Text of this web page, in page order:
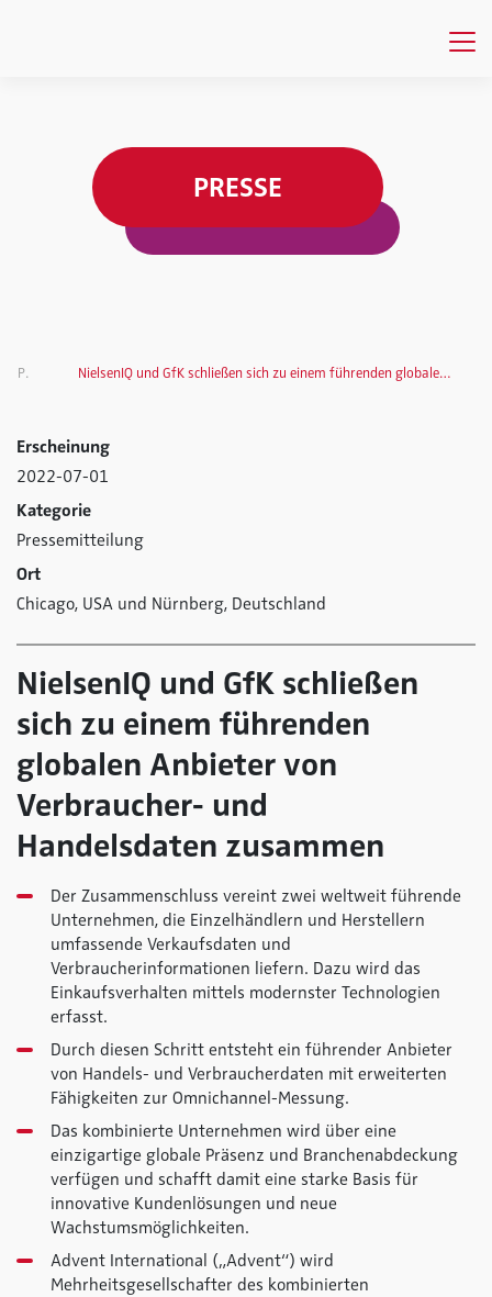
PRESSE
Presse NielsenIQ und GfK schließen sich zu einem führenden globalen Anbieter von Verbraucher- und Handelsdaten zusammen
Erscheinung
2022-07-01
Kategorie
Pressemitteilung
Ort
Chicago, USA und Nürnberg, Deutschland
NielsenIQ und GfK schließen
sich zu einem führenden
globalen Anbieter von
Verbraucher- und
Handelsdaten zusammen
Der Zusammenschluss vereint zwei weltweit führende
Unternehmen, die Einzelhändlern und Herstellern
umfassende Verkaufsdaten und
Verbraucherinformationen liefern. Dazu wird das
Einkaufsverhalten mittels modernster Technologien
erfasst.
Durch diesen Schritt entsteht ein führender Anbieter
von Handels- und Verbraucherdaten mit erweiterten
Fähigkeiten zur Omnichannel-Messung.
Das kombinierte Unternehmen wird über eine
einzigartige globale Präsenz und Branchenabdeckung
verfügen und schafft damit eine starke Basis für
innovative Kundenlösungen und neue
Wachstumsmöglichkeiten.
Advent International („Advent“) wird
Mehrheitsgesellschafter des kombinierten